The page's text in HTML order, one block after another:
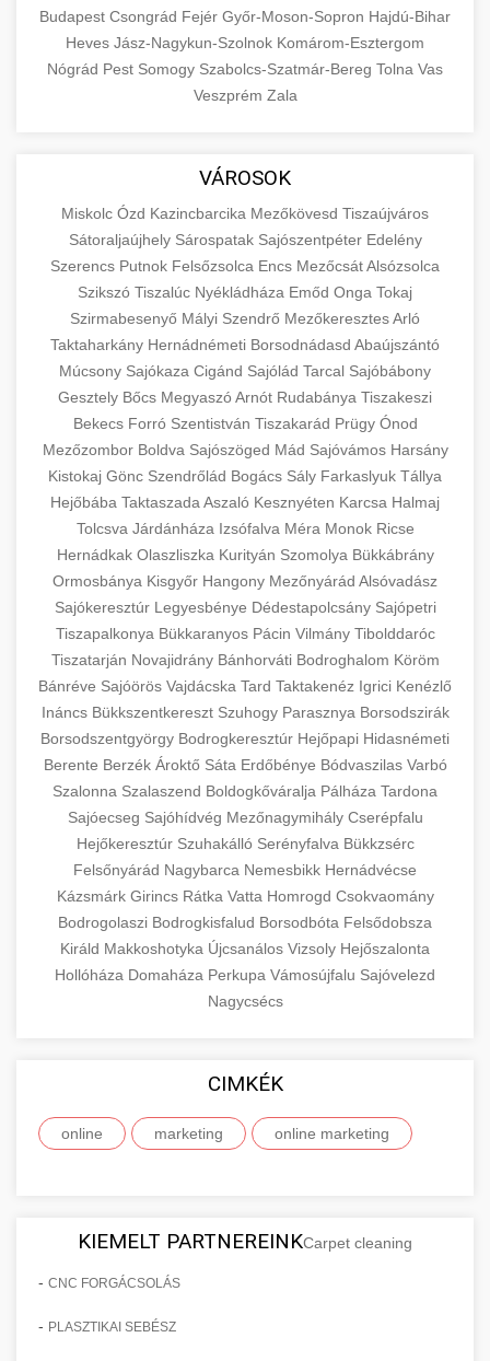
Budapest Csongrád Fejér Győr-Moson-Sopron Hajdú-Bihar
Heves Jász-Nagykun-Szolnok Komárom-Esztergom
Nógrád Pest Somogy Szabolcs-Szatmár-Bereg Tolna Vas
Veszprém Zala
VÁROSOK
Miskolc Ózd Kazincbarcika Mezőkövesd Tiszaújváros
Sátoraljaújhely Sárospatak Sajószentpéter Edelény
Szerencs Putnok Felsőzsolca Encs MezőcsátAlsózsolca
Szikszó Tiszalúc Nyékládháza Emőd Onga Tokaj
Szirmabesenyő Mályi Szendrő MezőkeresztesArló
Taktaharkány Hernádnémeti Borsodnádasd Abaújszántó
Múcsony Sajókaza Cigánd Sajólád Tarcal Sajóbábony
Gesztely Bőcs MegyaszóArnót Rudabánya Tiszakeszi
Bekecs Forró Szentistván Tiszakarád Prügy Ónod
Mezőzombor Boldva Sajószöged Mád Sajóvámos Harsány
Kistokaj Gönc Szendrőlád Bogács Sály Farkaslyuk Tállya
Hejőbába Taktaszada Aszaló Kesznyéten Karcsa Halmaj
Tolcsva Járdánháza Izsófalva Méra Monok Ricse
Hernádkak Olaszliszka Kurityán Szomolya Bükkábrány
Ormosbánya Kisgyőr Hangony Mezőnyárád Alsóvadász
Sajókeresztúr Legyesbénye Dédestapolcsány Sajópetri
Tiszapalkonya Bükkaranyos Pácin Vilmány Tibolddaróc
Tiszatarján Novajidrány Bánhorváti Bodroghalom Köröm
Bánréve Sajóörös Vajdácska Tard Taktakenéz Igrici Kenézlő
Ináncs Bükkszentkereszt Szuhogy Parasznya Borsodszirák
Borsodszentgyörgy Bodrogkeresztúr Hejőpapi Hidasnémeti
Berente Berzék Ároktő Sáta Erdőbénye Bódvaszilas Varbó
Szalonna Szalaszend Boldogkőváralja Pálháza Tardona
Sajóecseg Sajóhídvég Mezőnagymihály Cserépfalu
Hejőkeresztúr Szuhakálló Serényfalva Bükkzsérc
Felsőnyárád Nagybarca Nemesbikk Hernádvécse
Kázsmárk Girincs Rátka Vatta Homrogd Csokvaomány
Bodrogolaszi Bodrogkisfalud Borsodbóta Felsődobsza
Királd Makkoshotyka Újcsanálos Vizsoly Hejőszalonta
Hollóháza Domaháza Perkupa Vámosújfalu Sajóvelezd
Nagycsécs
CIMKÉK
online marketing online marketing
KIEMELT PARTNEREINKCarpet cleaning
- CNC FORGÁCSOLÁS
- PLASZTIKAI SEBÉSZ